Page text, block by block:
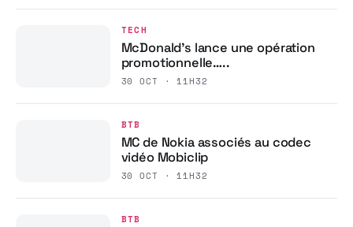
TECH
McDonald’s lance une opération
promotionnelle…..
30 OCT · 11H32
BTB
MC de Nokia associés au codec
vidéo Mobiclip
30 OCT · 11H32
BTB